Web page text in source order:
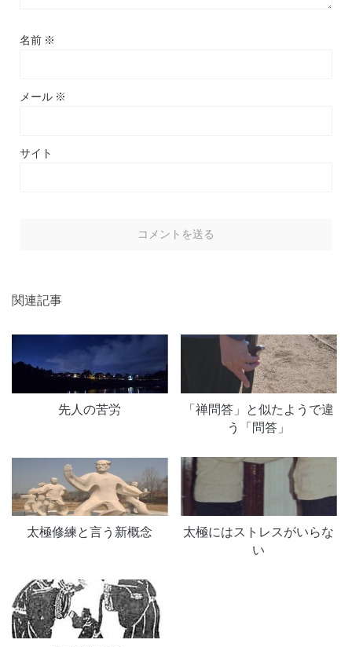
名前 ※
メール ※
サイト
関連記事
先人の苦労
「禅問答」と似たようで違
う「問答」
太極修練と言う新概念
太極にはストレスがいらな
い